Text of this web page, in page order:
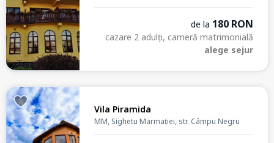
de la 180 RON
cazare 2 adulți, cameră matrimonială
alege sejur
Vila Piramida
MM, Sighetu Marmației, str. Câmpu Negru